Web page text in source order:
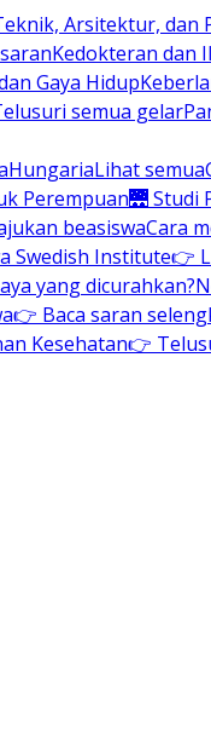
Arsitektur, dan
Kedokteran dan
Gaya Hidup
semua gelar
HungariaLihat semua
Perempuan🌉 Studi
beasiswaCara
Swedish Institute👉
yang dicurahkan?
👉 Baca saran
Kesehatan👉